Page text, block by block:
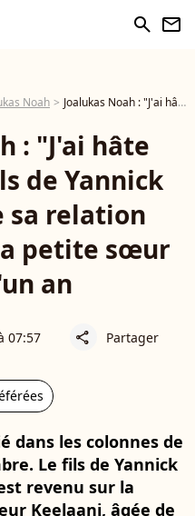
search newsletter
Noah Joalukas Noah : "J'ai hâte qu'elle...", le fils de Yannick Noah évoque sa relation avec Keelani, sa petite sœur âgée d'un an
: "J'ai hâte
de Yannick
sa relation
petite sœur
an
07:57 share Partager
dans les colonnes de
Le fils de Yannick
revenu sur la
Keelaani, âgée de